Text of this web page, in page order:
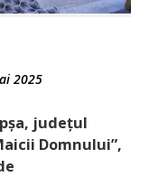
2025
județul
Domnului”,